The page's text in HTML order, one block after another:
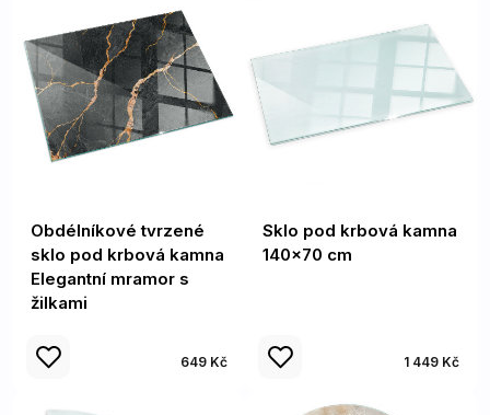
Obdélníkové tvrzené
sklo pod krbová kamna
Elegantní mramor s
žilkami
649 Kč
Sklo pod krbová kamna
140x70 cm
1 449 Kč